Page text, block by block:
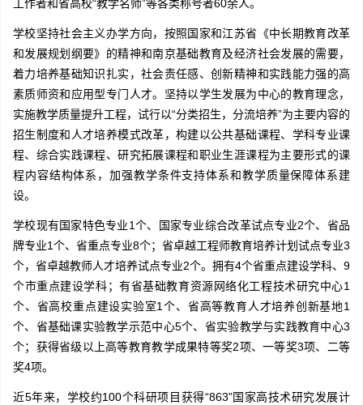
工作者和省高校“教学名师”等各类称号者60余人。
学校坚持社会主义办学方向，按照国家和江苏省《中长期教育改革
和发展规划纲要》的精神和南京基础教育及经济社会发展的需要，
着力培养基础知识扎实，社会责任感、创新精神和实践能力强的高
素质师资和应用型专门人才。坚持以学生发展为中心的教育理念，
实施教学质量提升工程，试行以“分类招生，分流培养”为主要内容的
招生制度和人才培养模式改革，构建以公共基础课程、学科专业课
程、综合实践课程、研究拓展课程和职业生涯课程为主要形式的课
程内容结构体系，加强教学条件支持体系和教学质量保障体系建
设。
学校现有国家特色专业1个、国家专业综合改革试点专业2个、省品
牌专业1个、省重点专业8个；省卓越工程师教育培养计划试点专业3
个，省卓越教师人才培养试点专业2个。拥有4个省重点建设学科、9
个市重点建设学科；有省基础教育资源网络化工程技术研究中心1
个、省高校重点建设实验室1个、省高等教育人才培养创新基地1
个、省基础课实验教学示范中心5个、省实验教学与实践教育中心3
个；获得省级以上高等教育教学成果特等奖2项、一等奖3项、二等
奖4项。
近5年来，学校约100个科研项目获得“863”国家高技术研究发展计